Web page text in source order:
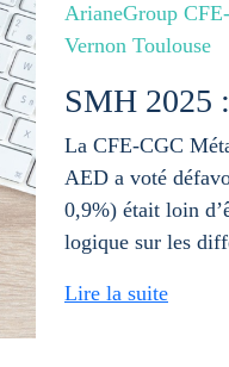
ArianeGroup
Vernon Toulouse
SMH 2025
La CFE-CGC
AED a voté
0,9%) était loin
logique sur les
Lire la suite